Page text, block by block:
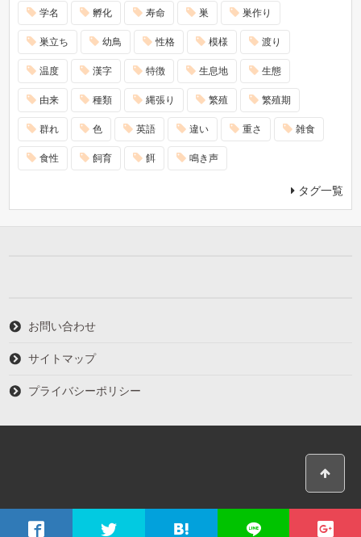
学名 孵化 寿命 巣 巣作り
巣立ち 幼鳥 性格 模様 渡り
温度 漢字 特徴 生息地 生態
由来 種類 縄張り 繁殖 繁殖期
群れ 色 英語 違い 重さ 雑食
食性 飼育 餌 鳴き声
タグ一覧
お問い合わせ
サイトマップ
プライバシーポリシー